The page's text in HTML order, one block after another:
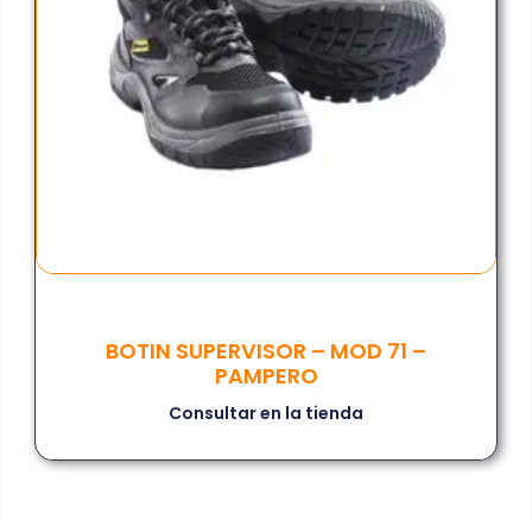
BOTIN SUPERVISOR – MOD 71 –
PAMPERO
Consultar en la tienda